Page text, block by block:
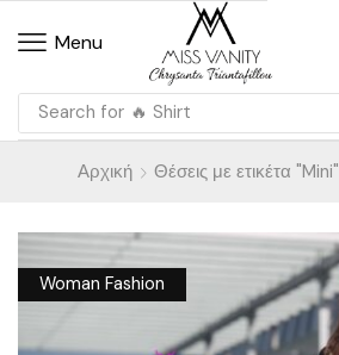
Menu
Search for 🔥 Shirt
Αρχική Θέσεις με ετικέτα "Mini"
Woman Fashion